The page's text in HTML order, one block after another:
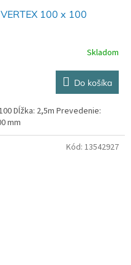
100 x 100
Skladom
Do košíka
Dĺžka: 2,5m Prevedenie:
mm
Kód: 13542927